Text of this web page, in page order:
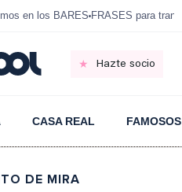
en los BARES FRASES para
Hazte socio
CASA REAL FAMOSOS
DE MIRA